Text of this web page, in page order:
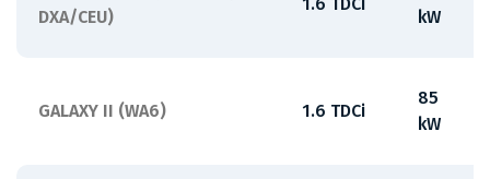
DXA/CEU)
kW
GALAXY II (WA6) 1.6 TDCi
85
kW